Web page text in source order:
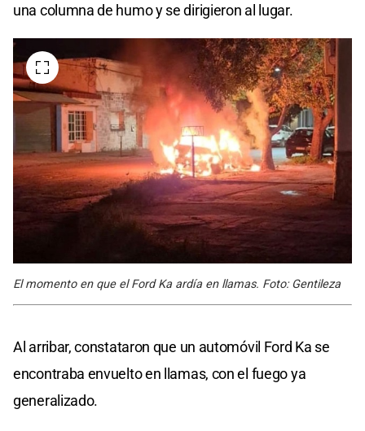
una columna de humo y se dirigieron al lugar.
El momento en que el Ford Ka ardía en llamas. Foto: Gentileza
Al arribar, constataron que un automóvil Ford Ka se
encontraba envuelto en llamas, con el fuego ya
generalizado.